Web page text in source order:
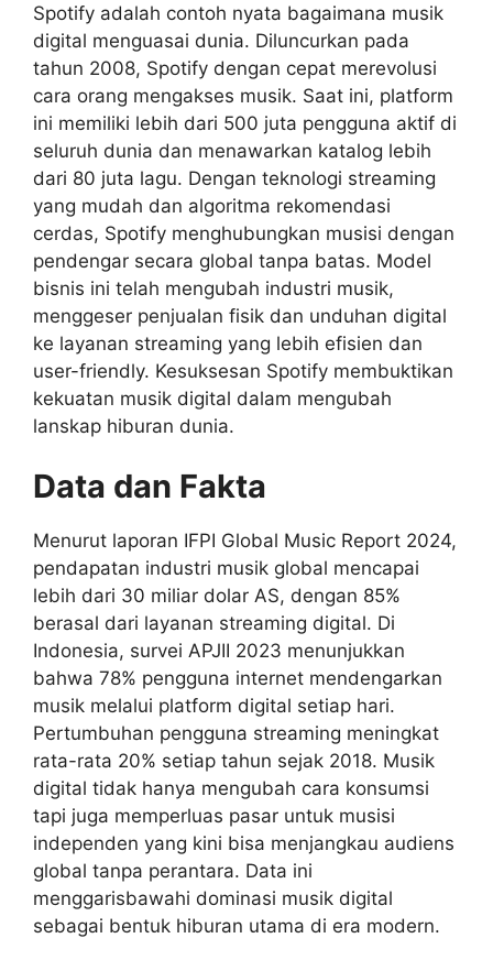
Spotify adalah contoh nyata bagaimana musik
digital menguasai dunia. Diluncurkan pada
tahun 2008, Spotify dengan cepat merevolusi
cara orang mengakses musik. Saat ini, platform
ini memiliki lebih dari 500 juta pengguna aktif di
seluruh dunia dan menawarkan katalog lebih
dari 80 juta lagu. Dengan teknologi streaming
yang mudah dan algoritma rekomendasi
cerdas, Spotify menghubungkan musisi dengan
pendengar secara global tanpa batas. Model
bisnis ini telah mengubah industri musik,
menggeser penjualan fisik dan unduhan digital
ke layanan streaming yang lebih efisien dan
user-friendly. Kesuksesan Spotify membuktikan
kekuatan musik digital dalam mengubah
lanskap hiburan dunia.
Data dan Fakta
Menurut laporan IFPI Global Music Report 2024,
pendapatan industri musik global mencapai
lebih dari 30 miliar dolar AS, dengan 85%
berasal dari layanan streaming digital. Di
Indonesia, survei APJII 2023 menunjukkan
bahwa 78% pengguna internet mendengarkan
musik melalui platform digital setiap hari.
Pertumbuhan pengguna streaming meningkat
rata-rata 20% setiap tahun sejak 2018. Musik
digital tidak hanya mengubah cara konsumsi
tapi juga memperluas pasar untuk musisi
independen yang kini bisa menjangkau audiens
global tanpa perantara. Data ini
menggarisbawahi dominasi musik digital
sebagai bentuk hiburan utama di era modern.